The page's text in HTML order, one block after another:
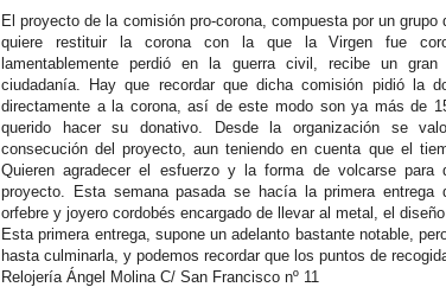
El proyecto de la comisión pro-corona, compuesta por un
quiere restituir la corona con la que la Virgen fue
lamentablemente perdió en la guerra civil, recibe un
ciudadanía. Hay que recordar que dicha comisión pidió la
directamente a la corona, así de este modo son ya más de
querido hacer su donativo. Desde la organización se
consecución del proyecto, aun teniendo en cuenta que el
Quieren agradecer el esfuerzo y la forma de volcarse para
proyecto. Esta semana pasada se hacía la primera entrega
orfebre y joyero cordobés encargado de llevar al metal, el
Esta primera entrega, supone un adelanto bastante notable,
hasta culminarla, y podemos recordar que los puntos de
Relojería Ángel Molina C/ San Francisco nº 11